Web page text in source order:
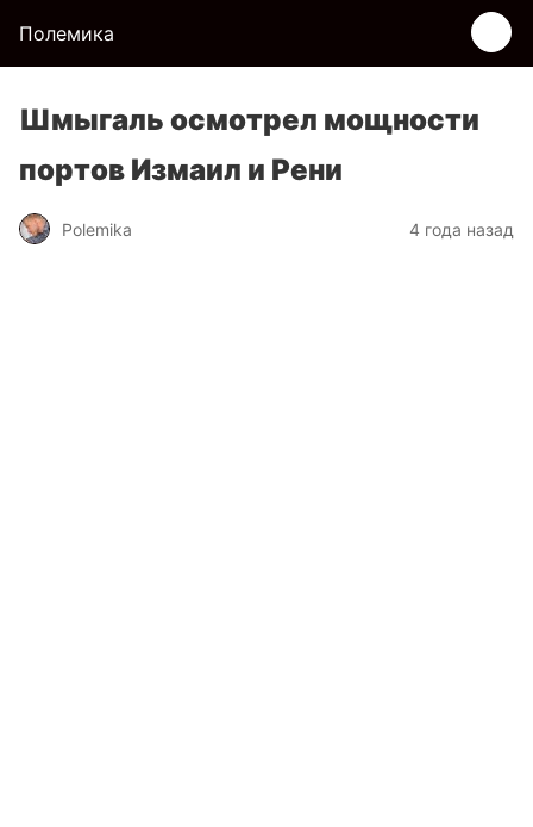
Полемика
Шмыгаль осмотрел мощности
портов Измаил и Рени
Polemika 4 года назад